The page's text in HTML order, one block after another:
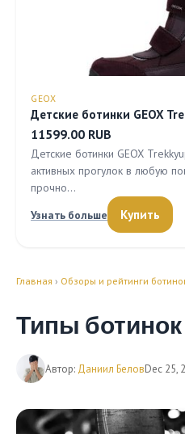
GEOX
Детские ботинки GEOX
11599.00 RUB
Детские ботинки GEOX
активных прогулок в любую
прочно…
Узнать больше
Купить
Главная › Обзоры и рейтинги
Типы
Автор: Даниил БеловDec 25,